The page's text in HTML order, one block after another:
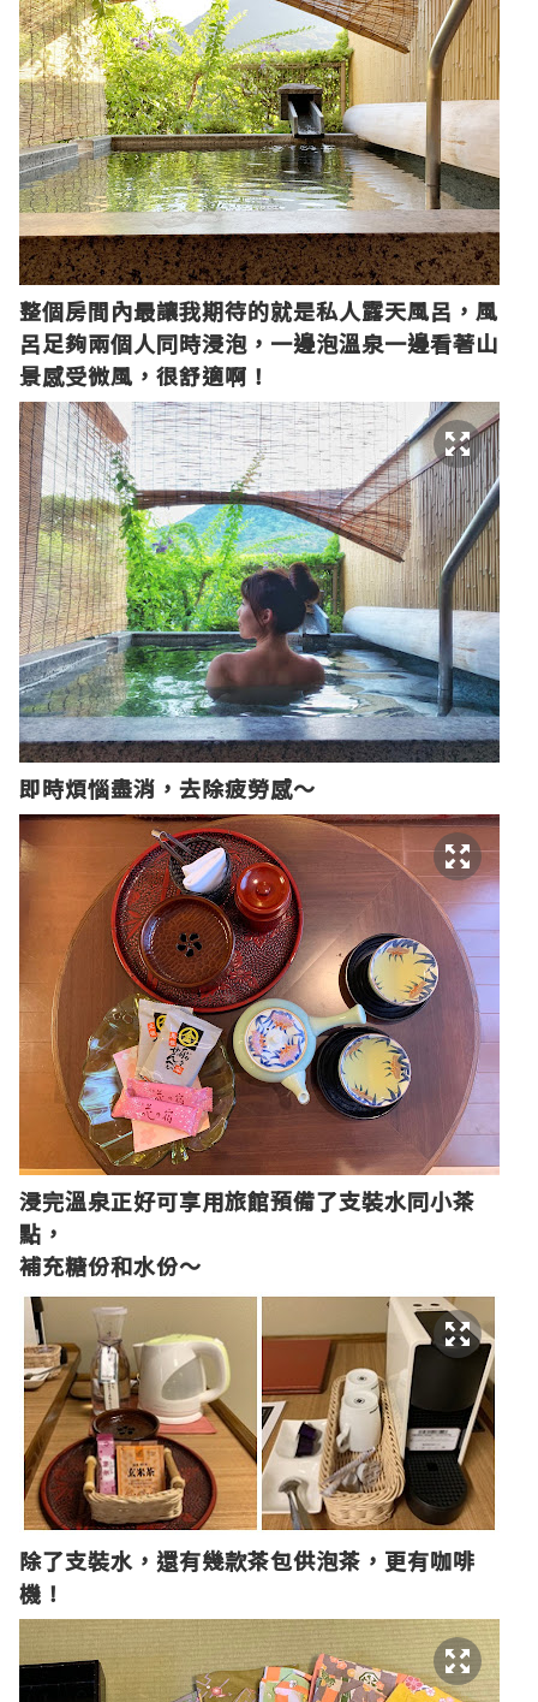
整個房間內最讓我期待的就是私人露天風呂，風
呂足夠兩個人同時浸泡，一邊泡溫泉一邊看著山
景感受微風，很舒適啊！
即時煩惱盡消，去除疲勞感～
浸完溫泉正好可享用旅館預備了支裝水同小茶
點，
補充糖份和水份～
除了支裝水，還有幾款茶包供泡茶，更有咖啡
機！